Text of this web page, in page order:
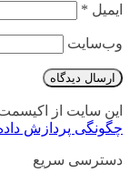
ایمیل *
وب‌سایت
این سایت از
چگونگی پردازش
دسترسی سریع